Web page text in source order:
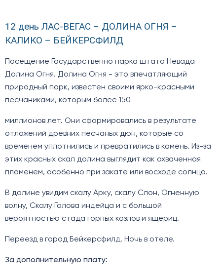
12 день ЛАС-ВЕГАС – ДОЛИНА ОГНЯ –
КАЛИКО – БЕЙКЕРСФИЛД
Посещение Государственно парка штата Невада
Долина Огня. Долина Огня - это впечатляющий
природный парк, известен своими ярко-красными
песчаниками, которым более 150
миллионов лет. Они сформировались в результате
отложений древних песчаных дюн, которые со
временем уплотнились и превратились в камень. Из-за
этих красных скал долина выглядит как охваченная
пламенем, особенно при закате или восходе солнца.
В долине увидим скалу Арку, скалу Слон, Огненную
волну, Скалу Голова индейца и с большой
вероятностью стада горных козлов и ящериц.
Переезд в город Бейкерсфилд. Ночь в отеле.
За дополнительную плату: